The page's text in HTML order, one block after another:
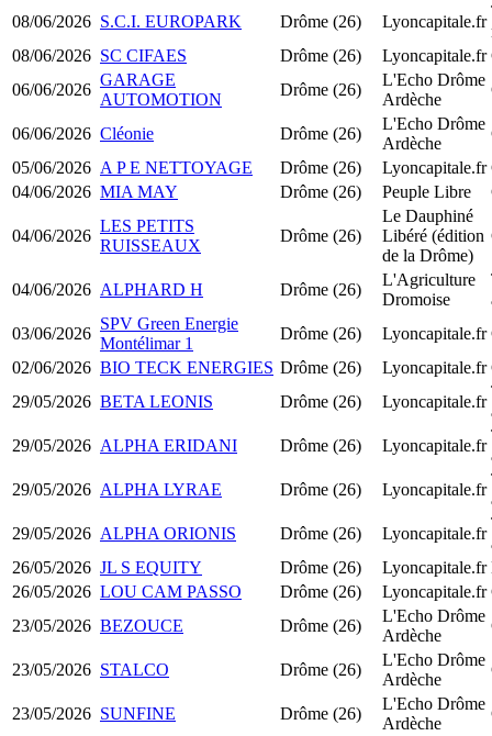
08/06/2026 S.C.I. EUROPARK Drôme (26) Lyoncapitale.fr
08/06/2026 SC CIFAES Drôme (26) Lyoncapitale.fr
06/06/2026
GARAGE
AUTOMOTION
Drôme (26)
L'Echo Drôme
Ardèche
06/06/2026 Cléonie Drôme (26)
L'Echo Drôme
Ardèche
05/06/2026 A P E NETTOYAGE Drôme (26) Lyoncapitale.fr
04/06/2026 MIA MAY Drôme (26) Peuple Libre
04/06/2026
LES PETITS
RUISSEAUX
Drôme (26)
Le Dauphiné
Libéré (édition
de la Drôme)
04/06/2026 ALPHARD H Drôme (26)
L'Agriculture
Dromoise
03/06/2026
SPV Green Energie
Montélimar 1
Drôme (26) Lyoncapitale.fr
02/06/2026 BIO TECK ENERGIES Drôme (26) Lyoncapitale.fr
29/05/2026 BETA LEONIS Drôme (26) Lyoncapitale.fr
29/05/2026 ALPHA ERIDANI Drôme (26) Lyoncapitale.fr
29/05/2026 ALPHA LYRAE Drôme (26) Lyoncapitale.fr
29/05/2026 ALPHA ORIONIS Drôme (26) Lyoncapitale.fr
26/05/2026 JL S EQUITY Drôme (26) Lyoncapitale.fr
26/05/2026 LOU CAM PASSO Drôme (26) Lyoncapitale.fr
23/05/2026 BEZOUCE Drôme (26)
L'Echo Drôme
Ardèche
23/05/2026 STALCO Drôme (26)
L'Echo Drôme
Ardèche
23/05/2026 SUNFINE Drôme (26)
L'Echo Drôme
Ardèche